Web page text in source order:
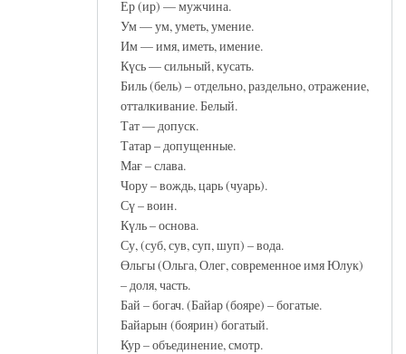
Ер (ир) — мужчина.
Ум — ум, уметь, умение.
Им — имя, иметь, имение.
Күсь — сильный, кусать.
Биль (бель) – отдельно, раздельно, отражение,
отталкивание. Белый.
Тат — допуск.
Татар – допущенные.
Мағ – слава.
Чору – вождь, царь (чуарь).
Сү – воин.
Күль – основа.
Су, (суб, сув, суп, шуп) – вода.
Өльгы (Ольга, Олег, современное имя Юлук)
– доля, часть.
Бай – богач. (Байар (бояре) – богатые.
Байарын (боярин) богатый.
Кур – объединение, смотр.